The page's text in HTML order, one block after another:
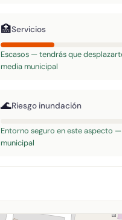
🏥Servicios
Escasos — tendrás que
media municipal
🌊Riesgo inundación
Entorno seguro en este aspecto
municipal